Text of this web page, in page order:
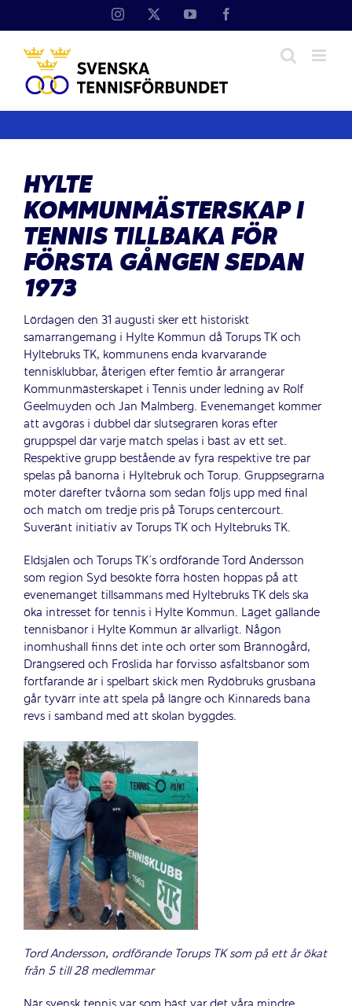
Instagram YouTube
HYLTE
KOMMUNMÄSTERSKAP I
TENNIS TILLBAKA FÖR
FÖRSTA GÅNGEN SEDAN
1973
Lördagen den 31 augusti sker ett historiskt
samarrangemang i Hylte Kommun då Torups TK och
Hyltebruks TK, kommunens enda kvarvarande
tennisklubbar, återigen efter femtio år arrangerar
Kommunmästerskapet i Tennis under ledning av Rolf
Geelmuyden och Jan Malmberg. Evenemanget kommer
att avgöras i dubbel där slutsegraren koras efter
gruppspel där varje match spelas i bäst av ett set.
Respektive grupp bestående av fyra respektive tre par
spelas på banorna i Hyltebruk och Torup. Gruppsegrarna
möter därefter tvåorna som sedan följs upp med final
och match om tredje pris på Torups centercourt.
Suveränt initiativ av Torups TK och Hyltebruks TK.
Eldsjälen och Torups TK´s ordförande Tord Andersson
som region Syd besökte förra hösten hoppas på att
evenemanget tillsammans med Hyltebruks TK dels ska
öka intresset för tennis i Hylte Kommun. Läget gällande
tennisbanor i Hylte Kommun är allvarligt. Någon
inomhushall finns det inte och orter som Brännögård,
Drängsered och Fröslida har förvisso asfaltsbanor som
fortfarande är i spelbart skick men Rydöbruks grusbana
går tyvärr inte att spela på längre och Kinnareds bana
revs i samband med att skolan byggdes.
Tord Andersson, ordförande Torups TK som på ett år ökat
från 5 till 28 medlemmar